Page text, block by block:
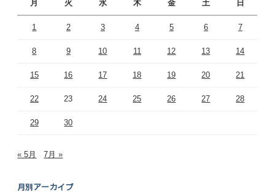
月 火 水 木 金 土 日
1 2 3 4 5 6 7
8 9 10 11 12 13 14
15 16 17 18 19 20 21
22 23 24 25 26 27 28
29 30
« 5月 7月 »
月別アーカイブ